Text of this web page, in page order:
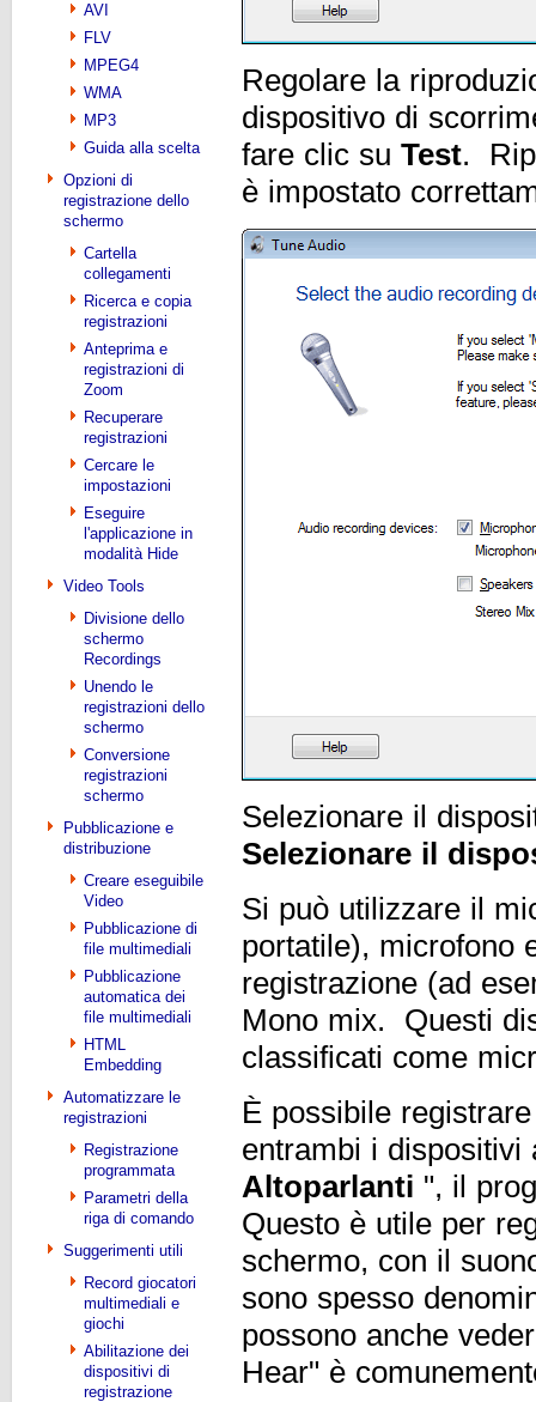
AVI
FLV
MPEG4
WMA
MP3
Guida alla scelta
Opzioni di
registrazione dello
schermo
Cartella
collegamenti
Ricerca e copia
registrazioni
Anteprima e
registrazioni di
Zoom
Recuperare
registrazioni
Cercare le
impostazioni
Eseguire
l'applicazione in
modalità Hide
Video Tools
Divisione dello
schermo
Recordings
Unendo le
registrazioni dello
schermo
Conversione
registrazioni
schermo
Pubblicazione e
distribuzione
Creare eseguibile
Video
Pubblicazione di
file multimediali
Pubblicazione
automatica dei
file multimediali
HTML
Embedding
Automatizzare le
registrazioni
Registrazione
programmata
Parametri della
riga di comando
Suggerimenti utili
Record giocatori
multimediali e
giochi
Abilitazione dei
dispositivi di
registrazione
Regolare la
dispositivo di
fare clic su Test.
è impostato
Selezionare il
Selezionare il
Si può utilizzare il
portatile), microfono
registrazione (ad
Mono mix. Questi
classificati come
È possibile
entrambi i
Altoparlanti ", il
Questo è utile per
schermo, con il
sono spesso
possono anche
Hear" è